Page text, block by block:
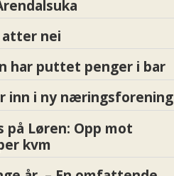
atter nei
har puttet penger i bar
inn i ny næringsforening
på Løren: Opp mot
kvm